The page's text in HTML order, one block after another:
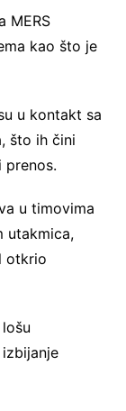
MERS
kao što je
u kontakt sa
što ih čini
prenos.
u timovima
utakmica,
otkrio